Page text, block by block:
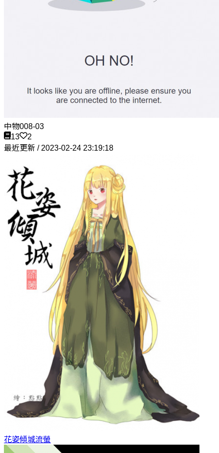
中物008-03
13
2
最近更新 / 2023-02-24 23:19:18
花姿傾城流螢